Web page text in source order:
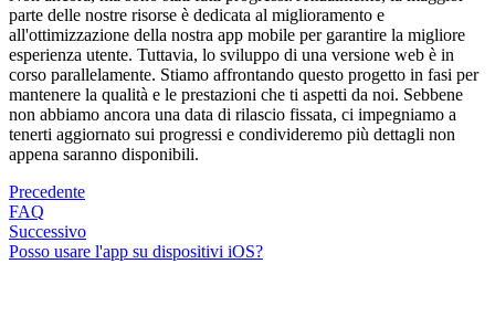
parte delle nostre risorse è dedicata al miglioramento e
all'ottimizzazione della nostra app mobile per garantire la migliore
esperienza utente. Tuttavia, lo sviluppo di una versione web è in
corso parallelamente. Stiamo affrontando questo progetto in fasi per
mantenere la qualità e le prestazioni che ti aspetti da noi. Sebbene
non abbiamo ancora una data di rilascio fissata, ci impegniamo a
tenerti aggiornato sui progressi e condivideremo più dettagli non
appena saranno disponibili.
Precedente
FAQ
Successivo
Posso usare l'app su dispositivi iOS?